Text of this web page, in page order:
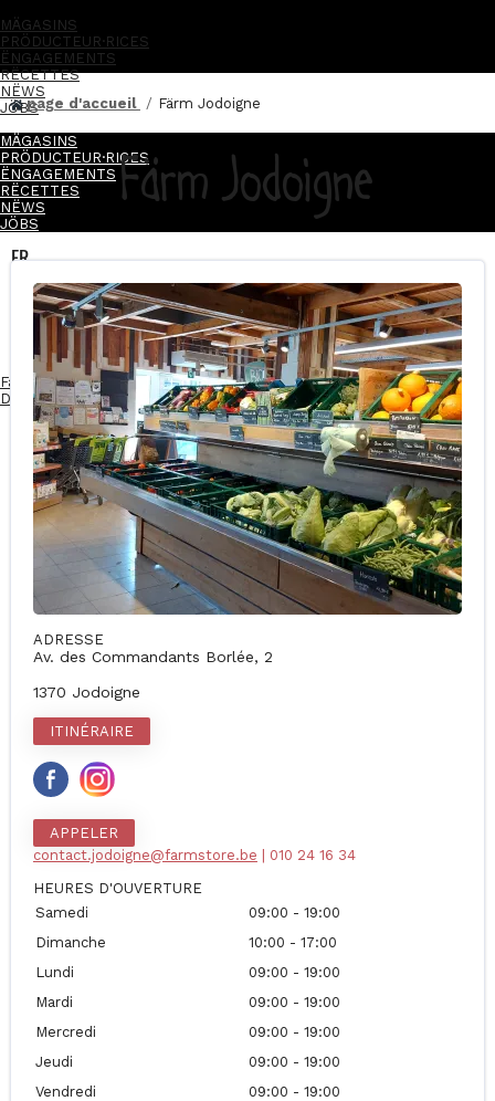
MÄGASINS
PRÖDUCTEUR·RICES
ËNGAGEMENTS
RËCETTES
NËWS
JÖBS
MÄGASINS
PRÖDUCTEUR·RICES
ËNGAGEMENTS
RËCETTES
NËWS
JÖBS
FR
Facebook-f Instagram
Linkedin-in
Devenez franchisé·e
page d'accueil Färm Jodoigne
Färm Jodoigne
ADRESSE
Av. des Commandants Borlée, 2
1370 Jodoigne
ITINÉRAIRE
APPELER
contact.jodoigne@farmstore.be | 010 24 16 34
HEURES D'OUVERTURE
Samedi
09:00 - 19:00
Dimanche
10:00 - 17:00
Lundi
09:00 - 19:00
Mardi
09:00 - 19:00
Mercredi
09:00 - 19:00
Jeudi
09:00 - 19:00
Vendredi
09:00 - 19:00